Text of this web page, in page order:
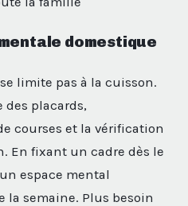
domestique
limite pas à la cuisson.
des placards,
courses et la vérification
En fixant un cadre dès le
espace mental
la semaine. Plus besoin